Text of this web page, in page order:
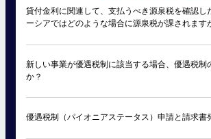
貸付金利に関連して、支払うべき源泉税を確認し
ーシアではどのような場合に源泉税が課されます
新しい事業が優遇税制に該当する場合、優遇税制
か？
優遇税制（パイオニアステータス）申請と請求書